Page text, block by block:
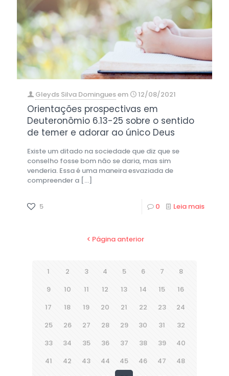
Gleyds Silva Dominguesem 12/08/2021
Orientações prospectivas em
Deuteronômio 6.13-25 sobre o sentido
de temer e adorar ao único Deus
Existe um ditado na sociedade que diz que se
conselho fosse bom não se daria, mas sim
venderia. Essa é uma maneira esvaziada de
compreender a […]
5 0 Leia mais
Página anterior
1 2 3 4 5 6 7
8
9
10 11 12 13 14 15
16
17
18 19 20 21 22 23
24
25
26 27 28 29 30 31
32
33
34 35 36 37 38 39
40
41
42 43 44 45 46 47
48